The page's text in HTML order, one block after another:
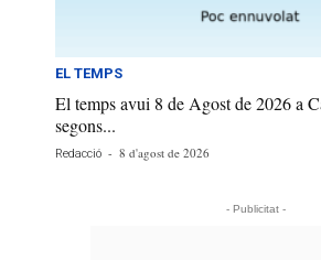
EL TEMPS
El temps avui 8 de Agost de 2026 a
segons...
Redacció - 8 d'agost de 2026
- Publicitat -